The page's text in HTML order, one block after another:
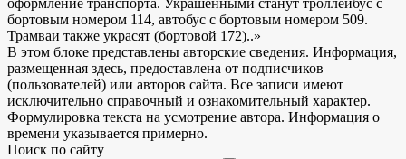
оформление транспорта. Украшенными станут троллейбус с
бортовым номером 114, автобус с бортовым номером 509.
Трамваи также украсят (бортовой 172)..»
В этом блоке представлены авторские сведения. Информация,
размещенная здесь, предоставлена от подписчиков
(пользователей) или авторов сайта. Все записи имеют
исключительно справочный и ознакомительный характер.
Формулировка текста на усмотрение автора. Информация о
времени указывается примерно.
Поиск по сайту